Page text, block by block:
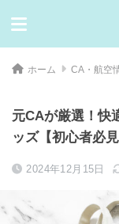
ホーム CA・航空
元CAが厳選！快
ッズ【初心者必見
2024年12月15日